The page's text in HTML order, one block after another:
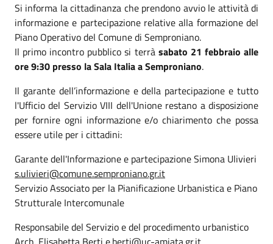
Si informa la cittadinanza che prendono avvio le attività di
informazione e partecipazione relative alla formazione del
Piano Operativo del Comune di Semproniano.
Il primo incontro pubblico si terrà sabato 21 febbraio alle
ore 9:30 presso la Sala Italia a Semproniano.
Il garante dell’informazione e della partecipazione e tutto
l'Ufficio del Servizio VIII dell'Unione restano a disposizione
per fornire ogni informazione e/o chiarimento che possa
essere utile per i cittadini:
Garante dell'Informazione e partecipazione Simona Ulivieri
s.ulivieri@comune.semproniano.gr.it
Servizio Associato per la Pianificazione Urbanistica e Piano
Strutturale Intercomunale
Responsabile del Servizio e del procedimento urbanistico